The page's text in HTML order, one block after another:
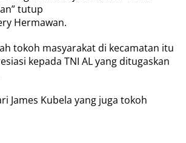
tutup
Hermawan.
tokoh masyarakat di kecamatan itu
kepada TNI AL yang ditugaskan
James Kubela yang juga tokoh